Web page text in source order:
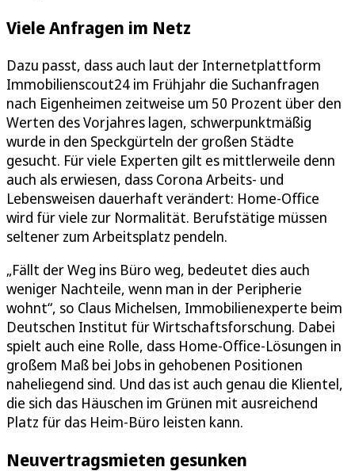
Viele Anfragen im Netz
Dazu passt, dass auch laut der Internetplattform
Immobilienscout24 im Frühjahr die Suchanfragen
nach Eigenheimen zeitweise um 50 Prozent über den
Werten des Vorjahres lagen, schwerpunktmäßig
wurde in den Speckgürteln der großen Städte
gesucht. Für viele Experten gilt es mittlerweile denn
auch als erwiesen, dass Corona Arbeits- und
Lebensweisen dauerhaft verändert: Home-Office
wird für viele zur Normalität. Berufstätige müssen
seltener zum Arbeitsplatz pendeln.
„Fällt der Weg ins Büro weg, bedeutet dies auch
weniger Nachteile, wenn man in der Peripherie
wohnt“, so Claus Michelsen, Immobilienexperte beim
Deutschen Institut für Wirtschaftsforschung. Dabei
spielt auch eine Rolle, dass Home-Office-Lösungen in
großem Maß bei Jobs in gehobenen Positionen
naheliegend sind. Und das ist auch genau die Klientel,
die sich das Häuschen im Grünen mit ausreichend
Platz für das Heim-Büro leisten kann.
Neuvertragsmieten gesunken